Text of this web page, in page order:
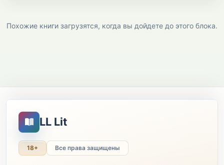
Похожие книги загрузятся, когда вы дойдете до этого блока.
LL Lit
18+ Все права защищены